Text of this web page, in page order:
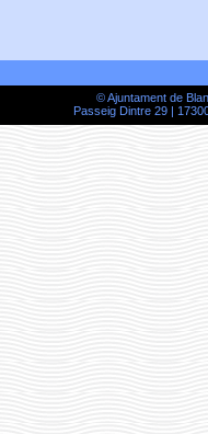
© Ajuntament de
Passeig Dintre 29 |